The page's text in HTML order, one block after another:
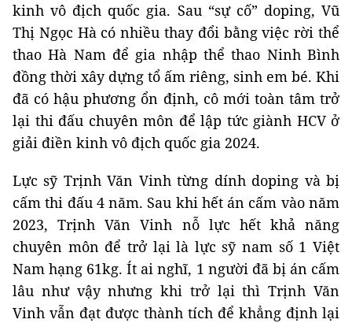
kinh vô địch quốc gia. Sau “sự cố” doping, Vũ
Thị Ngọc Hà có nhiều thay đổi bằng việc rời thể
thao Hà Nam để gia nhập thể thao Ninh Bình
đồng thời xây dựng tổ ấm riêng, sinh em bé. Khi
đã có hậu phương ổn định, cô mới toàn tâm trở
lại thi đấu chuyên môn để lập tức giành HCV ở
giải điền kinh vô địch quốc gia 2024.
Lực sỹ Trịnh Văn Vinh từng dính doping và bị
cấm thi đấu 4 năm. Sau khi hết án cấm vào năm
2023, Trịnh Văn Vinh nỗ lực hết khả năng
chuyên môn để trở lại là lực sỹ nam số 1 Việt
Nam hạng 61kg. Ít ai nghĩ, 1 người đã bị án cấm
lâu như vậy nhưng khi trở lại thì Trịnh Văn
Vinh vẫn đạt được thành tích để khẳng định lại